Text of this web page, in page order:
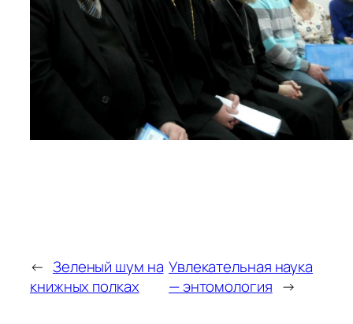
← Зеленый шум на
книжных полках
Увлекательная наука
— энтомология →